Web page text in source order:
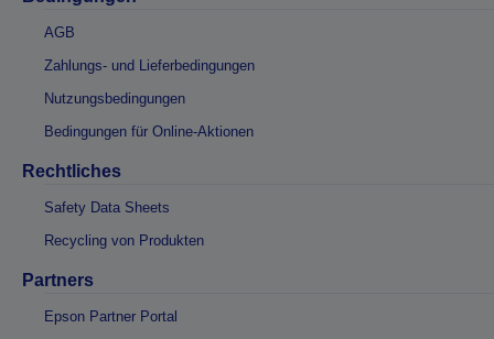
AGB
Zahlungs- und Lieferbedingungen
Nutzungsbedingungen
Bedingungen für Online-Aktionen
Rechtliches
Safety Data Sheets
Recycling von Produkten
Partners
Epson Partner Portal